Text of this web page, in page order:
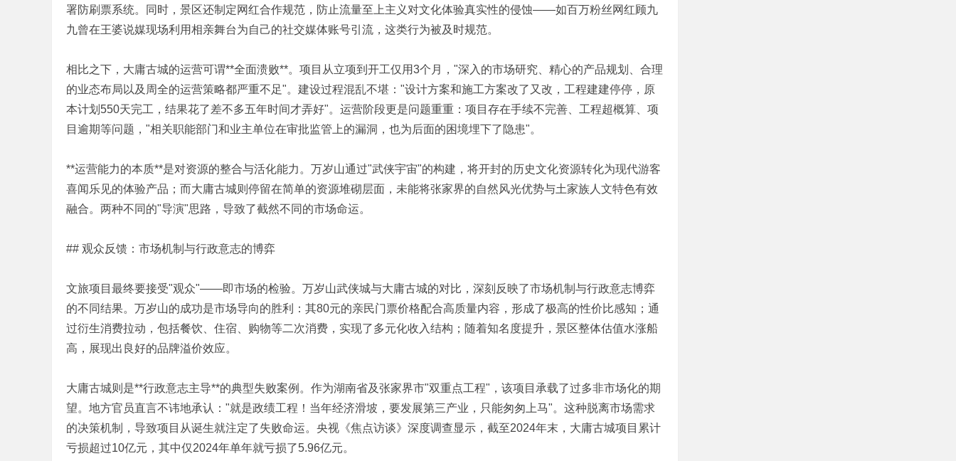
署防刷票系统。同时，景区还制定网红合作规范，防止流量至上主义对文化体验真实性的侵蚀——如百万粉丝网红顾九
九曾在王婆说媒现场利用相亲舞台为自己的社交媒体账号引流，这类行为被及时规范。
相比之下，大庸古城的运营可谓**全面溃败**。项目从立项到开工仅用3个月，"深入的市场研究、精心的产品规划、合理
的业态布局以及周全的运营策略都严重不足"。建设过程混乱不堪："设计方案和施工方案改了又改，工程建建停停，原
本计划550天完工，结果花了差不多五年时间才弄好"。运营阶段更是问题重重：项目存在手续不完善、工程超概算、项
目逾期等问题，"相关职能部门和业主单位在审批监管上的漏洞，也为后面的困境埋下了隐患"。
**运营能力的本质**是对资源的整合与活化能力。万岁山通过"武侠宇宙"的构建，将开封的历史文化资源转化为现代游客
喜闻乐见的体验产品；而大庸古城则停留在简单的资源堆砌层面，未能将张家界的自然风光优势与土家族人文特色有效
融合。两种不同的"导演"思路，导致了截然不同的市场命运。
## 观众反馈：市场机制与行政意志的博弈
文旅项目最终要接受"观众"——即市场的检验。万岁山武侠城与大庸古城的对比，深刻反映了市场机制与行政意志博弈
的不同结果。万岁山的成功是市场导向的胜利：其80元的亲民门票价格配合高质量内容，形成了极高的性价比感知；通
过衍生消费拉动，包括餐饮、住宿、购物等二次消费，实现了多元化收入结构；随着知名度提升，景区整体估值水涨船
高，展现出良好的品牌溢价效应。
大庸古城则是**行政意志主导**的典型失败案例。作为湖南省及张家界市"双重点工程"，该项目承载了过多非市场化的期
望。地方官员直言不讳地承认："就是政绩工程！当年经济滑坡，要发展第三产业，只能匆匆上马"。这种脱离市场需求
的决策机制，导致项目从诞生就注定了失败命运。央视《焦点访谈》深度调查显示，截至2024年末，大庸古城项目累计
亏损超过10亿元，其中仅2024年单年就亏损了5.96亿元。